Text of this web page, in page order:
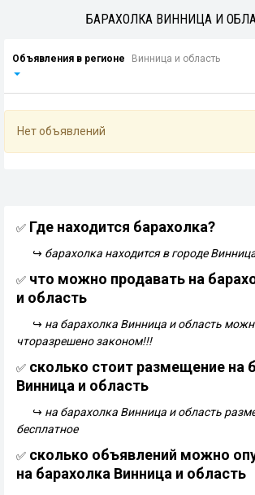
БАРАХОЛКА ВИННИЦА И
Объявления в регионе Винница и область
Нет объявлений
✅ Где находится барахолка?
↪ барахолка находится в городе
✅ что можно продавать на
и область
↪ на барахолка Винница и область
чторазрешено законом!!!
✅ сколько стоит размещение на
Винница и область
↪ на барахолка Винница и область
бесплатное
✅ сколько объявлений можно
на барахолка Винница и область